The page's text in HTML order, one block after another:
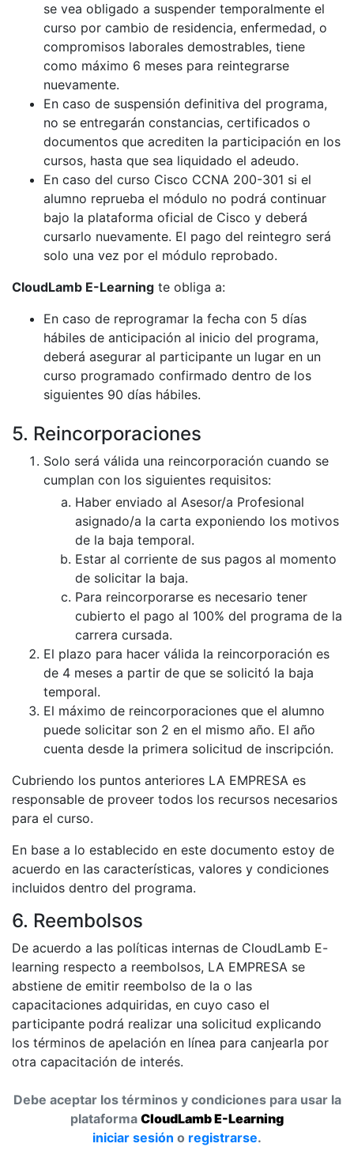
se vea obligado a suspender temporalmente el
curso por cambio de residencia, enfermedad, o
compromisos laborales demostrables, tiene
como máximo 6 meses para reintegrarse
nuevamente.
En caso de suspensión definitiva del programa,
no se entregarán constancias, certificados o
documentos que acrediten la participación en los
cursos, hasta que sea liquidado el adeudo.
En caso del curso Cisco CCNA 200-301 si el
alumno reprueba el módulo no podrá continuar
bajo la plataforma oficial de Cisco y deberá
cursarlo nuevamente. El pago del reintegro será
solo una vez por el módulo reprobado.
CloudLamb E-Learning te obliga a:
En caso de reprogramar la fecha con 5 días
hábiles de anticipación al inicio del programa,
deberá asegurar al participante un lugar en un
curso programado confirmado dentro de los
siguientes 90 días hábiles.
5. Reincorporaciones
Solo será válida una reincorporación cuando se
cumplan con los siguientes requisitos:
Haber enviado al Asesor/a Profesional
asignado/a la carta exponiendo los motivos
de la baja temporal.
Estar al corriente de sus pagos al momento
de solicitar la baja.
Para reincorporarse es necesario tener
cubierto el pago al 100% del programa de la
carrera cursada.
El plazo para hacer válida la reincorporación es
de 4 meses a partir de que se solicitó la baja
temporal.
El máximo de reincorporaciones que el alumno
puede solicitar son 2 en el mismo año. El año
cuenta desde la primera solicitud de inscripción.
Cubriendo los puntos anteriores LA EMPRESA es
responsable de proveer todos los recursos necesarios
para el curso.
En base a lo establecido en este documento estoy de
acuerdo en las características, valores y condiciones
incluidos dentro del programa.
6. Reembolsos
De acuerdo a las políticas internas de CloudLamb E-
learning respecto a reembolsos, LA EMPRESA se
abstiene de emitir reembolso de la o las
capacitaciones adquiridas, en cuyo caso el
participante podrá realizar una solicitud explicando
los términos de apelación en línea para canjearla por
otra capacitación de interés.
Debe aceptar los términos y condiciones para usar la
plataforma CloudLamb E-Learning
iniciar sesión o registrarse.